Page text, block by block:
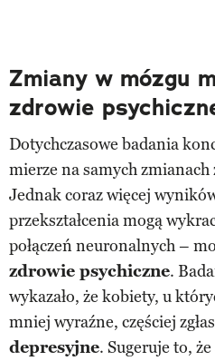
Zmiany w mózgu
zdrowie
Dotychczasowe badania
mierze na samych zmianach
Jednak coraz więcej
przekształcenia mogą
połączeń neuronalnych –
zdrowie psychiczne.
wykazało, że kobiety, u
mniej wyraźne, częściej
depresyjne. Sugeruje to,